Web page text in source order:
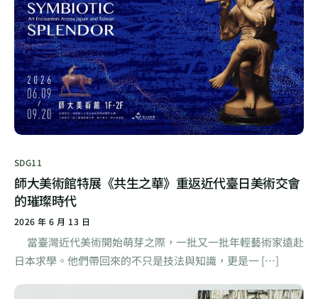
SDG11
師大美術館特展《共生之華》重返近代臺日美術交會
的璀璨時代
2026 年 6 月 13 日
當臺灣近代美術開始萌芽之際，一批又一批年輕藝術家遠赴
日本求學。他們帶回來的不只是技法與知識，更是一 […]